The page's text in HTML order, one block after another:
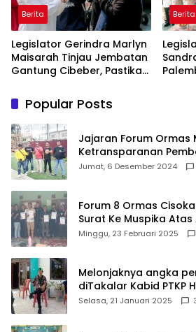
Berita
Legislator Gerindra Marlyn
Maisarah Tinjau Jembatan
Gantung Cibeber, Pastikan
Berita
Popular Posts
Jajaran Forum Ormas
Ketransparanan
Damkar Di Kecamatan
Jumat, 6 Desember 2024
Forum 8 Ormas
Surat Ke Muspika
Matel di Cisoka
Minggu, 23 Februari 2025
Melonjaknya angka
diTakalar Kabid PTKP
angkat bicara
Selasa, 21 Januari 2025